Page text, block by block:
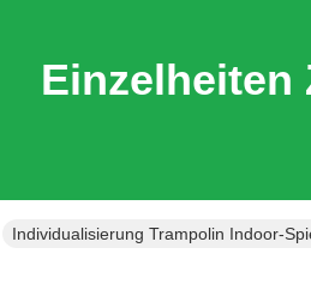
Einzelheiten
Individualisierung Trampolin Indoor-